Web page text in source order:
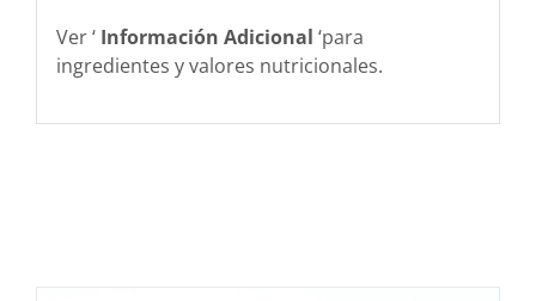
Ver ‘Información Adicional ‘para
ingredientes y valores nutricionales.